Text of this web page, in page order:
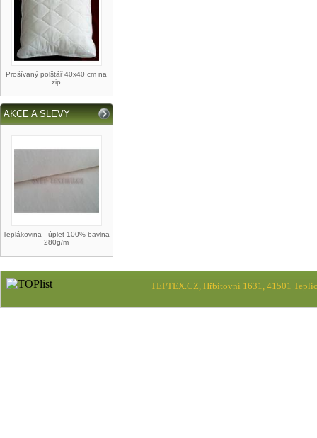
Prošívaný polštář 40x40 cm na
zip
AKCE A SLEVY
Teplákovina - úplet 100% bavlna
280g/m
TEPTEX.CZ, Hřbitovní 1631, 41501